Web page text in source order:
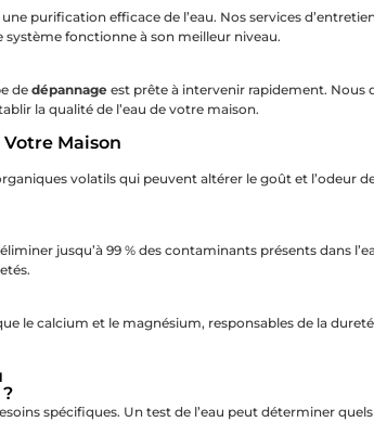
purification efficace de l’eau. Nos services
fonctionne à son meilleur niveau.
de dépannage est prête à intervenir rapidement.
la qualité de l’eau de votre maison.
Maison
volatils qui peuvent altérer le goût et l’odeur
jusqu’à 99 % des contaminants présents dans
le calcium et le magnésium, responsables de la
spécifiques. Un test de l’eau peut déterminer